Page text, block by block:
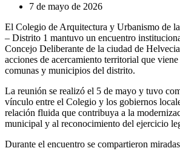
7 de mayo de 2026
El Colegio de Arquitectura y Urbanismo de
– Distrito 1 mantuvo un encuentro
Concejo Deliberante de la ciudad de
acciones de acercamiento territorial que
comunas y municipios del distrito.
La reunión se realizó el 5 de mayo y tuvo
vínculo entre el Colegio y los gobiernos
relación fluida que contribuya a la
municipal y al reconocimiento del ejercicio
Durante el encuentro se compartieron